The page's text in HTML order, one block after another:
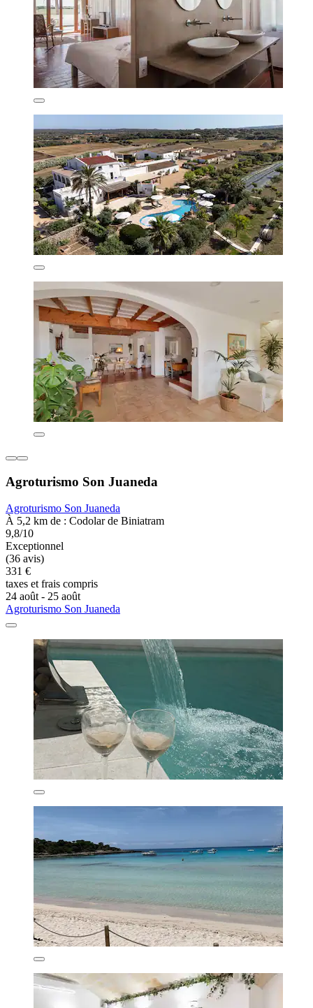
Agroturismo Son Juaneda
Agroturismo Son Juaneda
À 5,2 km de : Codolar de Biniatram
9,8/10
Exceptionnel
(36 avis)
331 €
taxes et frais compris
24 août - 25 août
Agroturismo Son Juaneda